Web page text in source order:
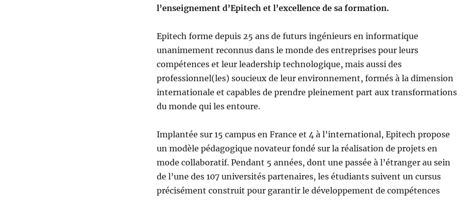
l’enseignement d’Epitech et l’excellence de sa formation.
Epitech forme depuis 25 ans de futurs ingénieurs en informatique
unanimement reconnus dans le monde des entreprises pour leurs
compétences et leur leadership technologique, mais aussi des
professionnel(les) soucieux de leur environnement, formés à la dimension
internationale et capables de prendre pleinement part aux transformations
du monde qui les entoure.
Implantée sur 15 campus en France et 4 à l’international, Epitech propose
un modèle pédagogique novateur fondé sur la réalisation de projets en
mode collaboratif. Pendant 5 années, dont une passée à l’étranger au sein
de l’une des 107 universités partenaires, les étudiants suivent un cursus
précisément construit pour garantir le développement de compétences